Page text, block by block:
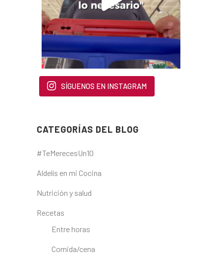
SÍGUENOS EN INSTAGRAM
CATEGORÍAS DEL BLOG
#TeMerecesUn10
Aldelís en mi Cocina
Nutrición y salud
Recetas
Entre horas
Comida/cena